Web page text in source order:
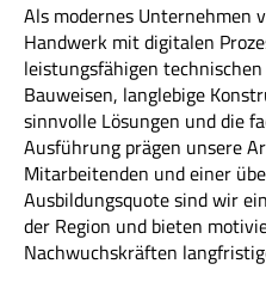
Als modernes Unternehmen
Handwerk mit digitalen
leistungsfähigen
Bauweisen, langlebige
sinnvolle Lösungen und die
Ausführung prägen unsere
Mitarbeitenden und einer
Ausbildungsquote sind wir
der Region und bieten
Nachwuchskräften